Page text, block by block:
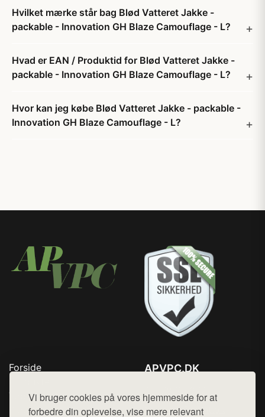
Vi bruger cookies på vores hjemmeside for at
forbedre din oplevelse, vise mere relevant
Hvilket mærke står bag Blød Vatteret Jakke -
packable - Innovation GH Blaze Camouflage - L?
Hvad er EAN / Produktid for Blød Vatteret Jakke -
packable - Innovation GH Blaze Camouflage - L?
Hvor kan jeg købe Blød Vatteret Jakke - packable -
Innovation GH Blaze Camouflage - L?
Forside
Top Rabatter
Blog
APVPC.DK
Mail: hej@want.dk